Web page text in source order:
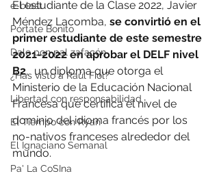
e-blast
Pórtate Bonito
Dale pon pal zafacón
¿Has visto a Raúl Fiol?
Libertad con responsabilidad
El Tiempo con Ryan
El Ignaciano Semanal
Pa' La CoSIna
El estudiante de la Clase 2022, Javier
Méndez Lacomba, se convirtió en el
primer estudiante de este semestre
2021-2022 en aprobar el DELF nivel
B2,  un diploma que otorga el
Ministerio de la Educación Nacional
Francesa que certifica el nivel de
dominio del idioma francés por los
no-nativos franceses alrededor del
mundo.